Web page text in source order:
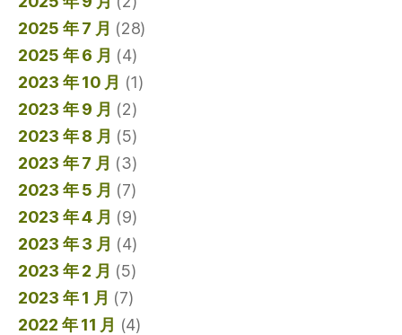
2025 年 7 月 (28)
2025 年 6 月 (4)
2023 年 10 月 (1)
2023 年 9 月 (2)
2023 年 8 月 (5)
2023 年 7 月 (3)
2023 年 5 月 (7)
2023 年 4 月 (9)
2023 年 3 月 (4)
2023 年 2 月 (5)
2023 年 1 月 (7)
2022 年 11 月 (4)